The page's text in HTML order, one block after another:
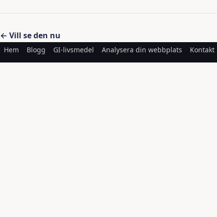
Inläggsnavigering
← Vill se den nu
Hem Blogg GI-livsmedel Analysera din webbplats Kontakt